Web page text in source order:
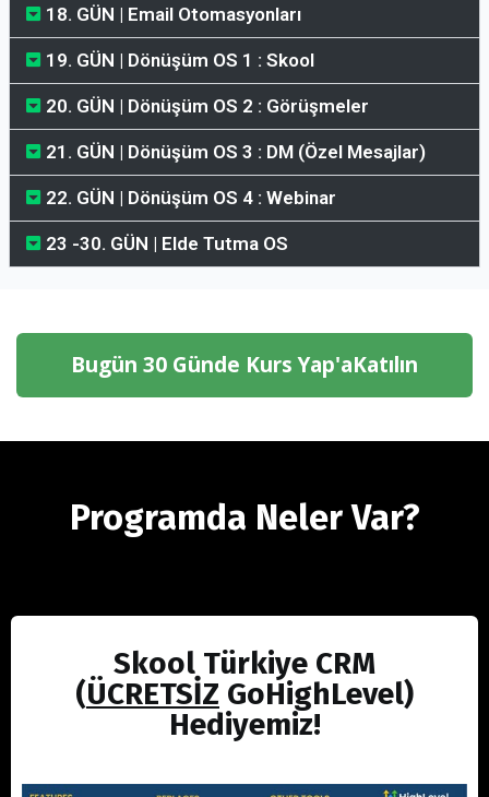
18. GÜN | Email Otomasyonları
19. GÜN | Dönüşüm OS 1 : Skool
20. GÜN | Dönüşüm OS 2 : Görüşmeler
21. GÜN | Dönüşüm OS 3 : DM (Özel Mesajlar)
22. GÜN | Dönüşüm OS 4 : Webinar
23 -30. GÜN | Elde Tutma OS
Bugün 30 Günde Kurs Yap'aKatılın
Programda Neler Var?
Skool Türkiye CRM
(ÜCRETSİZ GoHighLevel)
Hediyemiz!